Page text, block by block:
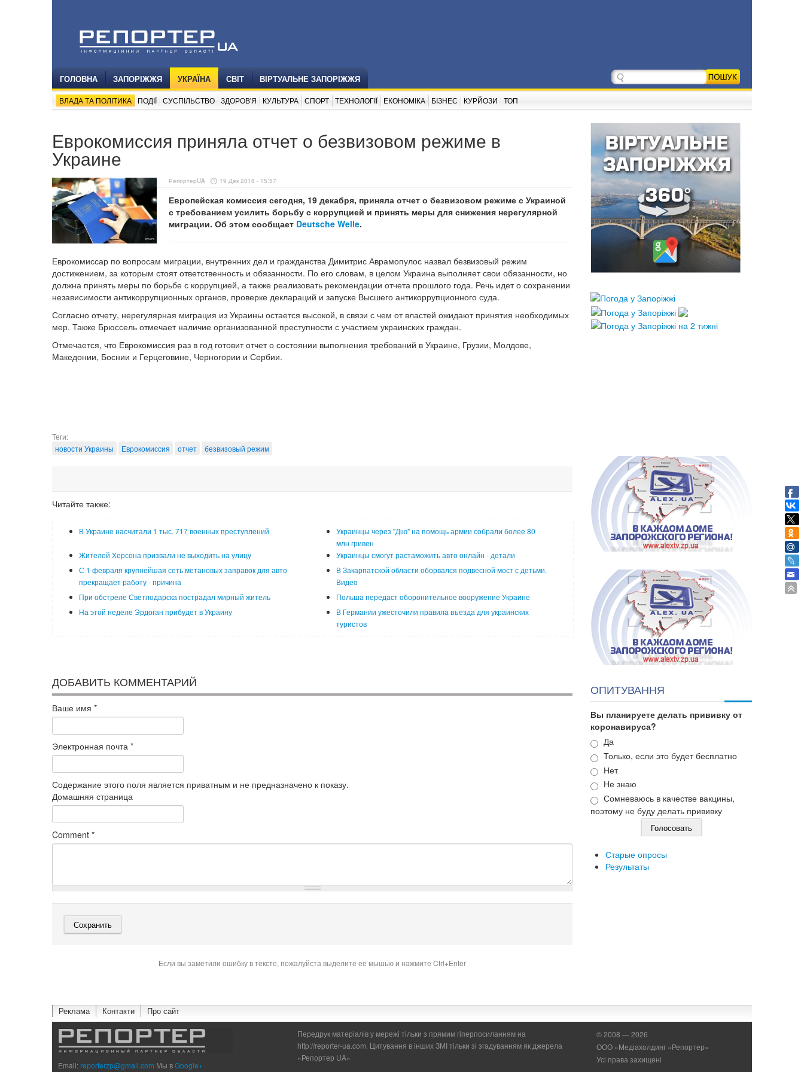
ГОЛОВНА ЗАПОРІЖЖЯ УКРАЇНА СВІТ ВІРТУАЛЬНЕ ЗАПОРІЖЖЯ
ВЛАДА ТА ПОЛІТИКА ПОДІЇ СУСПІЛЬСТВО ЗДОРОВ'Я КУЛЬТУРА СПОРТ ТЕХНОЛОГІЇ ЕКОНОМІКА БІЗНЕС КУРЙОЗИ ТОП
Еврокомиссия приняла отчет о безвизовом режиме в
Украине
РепортерUA 19 Дек 2018 - 15:57
Европейская комиссия сегодня, 19 декабря, приняла отчет о безвизовом режиме с Украиной
с требованием усилить борьбу с коррупцией и принять меры для снижения нерегулярной
миграции. Об этом сообщает Deutsche Welle.
Еврокомиссар по вопросам миграции, внутренних дел и гражданства Димитрис Аврамопулос назвал безвизовый режим
достижением, за которым стоят ответственность и обязанности. По его словам, в целом Украина выполняет свои обязанности, но
должна принять меры по борьбе с коррупцией, а также реализовать рекомендации отчета прошлого года. Речь идет о сохранении
независимости антикоррупционных органов, проверке деклараций и запуске Высшего антикоррупционного суда.
Согласно отчету, нерегулярная миграция из Украины остается высокой, в связи с чем от властей ожидают принятия необходимых
мер. Также Брюссель отмечает наличие организованной преступности с участием украинских граждан.
Отмечается, что Еврокомиссия раз в год готовит отчет о состоянии выполнения требований в Украине, Грузии, Молдове,
Македонии, Боснии и Герцеговине, Черногории и Сербии.
Теги:
новости Украины
Еврокомиссия отчет безвизовый режим
Читайте также:
В Украине насчитали 1 тыс. 717 военных преступлений
Украинцы через "Дію" на помощь армии собрали более 80
млн гривен
Жителей Херсона призвали не выходить на улицу
Украинцы смогут растаможить авто онлайн - детали
С 1 февраля крупнейшая сеть метановых заправок для авто
прекращает работу - причина
В Закарпатской области оборвался подвесной мост с детьми.
Видео
При обстреле Светлодарска пострадал мирный житель
Польша передаст оборонительное вооружение Украине
На этой неделе Эрдоган прибудет в Украину
В Германии ужесточили правила въезда для украинских
туристов
ДОБАВИТЬ КОММЕНТАРИЙ
Ваше имя *
Электронная почта *
Содержание этого поля является приватным и не предназначено к показу.
Домашняя страница
Comment *
Если вы заметили ошибку в тексте, пожалуйста выделите её мышью и нажмите Ctrl+Enter
ОПИТУВАННЯ
Вы планируете делать прививку от
коронавируса?
Варианты
Да
Только, если это будет бесплатно
Нет
Не знаю
Сомневаюсь в качестве вакцины,
поэтому не буду делать прививку
Старые опросы
Результаты
Реклама Контакти Про сайт
Email:reporterzp@gmail.com Мы вGoogle+
Передрук матеріалів у мережі тільки з прямим гіперпосиланням на
http://reporter-ua.com. Цитування в інших ЗМІ тільки зі згадуванням як джерела
«Репортер UA»
© 2008 — 2026
ООО «Медіахолдинг «Репортер»
Усі права захищені